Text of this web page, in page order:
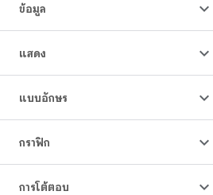
ข้อมูล
แสดง
แบบอักษร
กราฟิก
การโต้ตอบ